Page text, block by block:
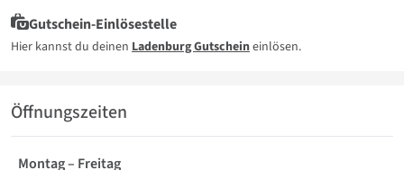
Gutschein-Einlösestelle
Hier kannst du deinen Ladenburg Gutscheineinlösen.
Öffnungszeiten
Montag – Freitag